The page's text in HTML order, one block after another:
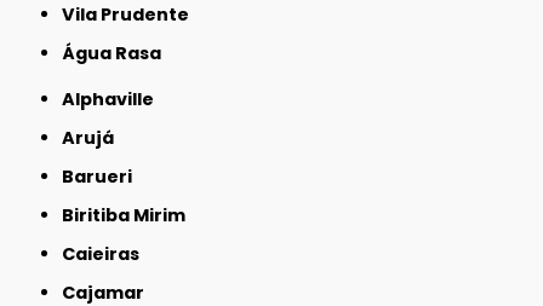
Vila Prudente
Água Rasa
Alphaville
Arujá
Barueri
Biritiba Mirim
Caieiras
Cajamar